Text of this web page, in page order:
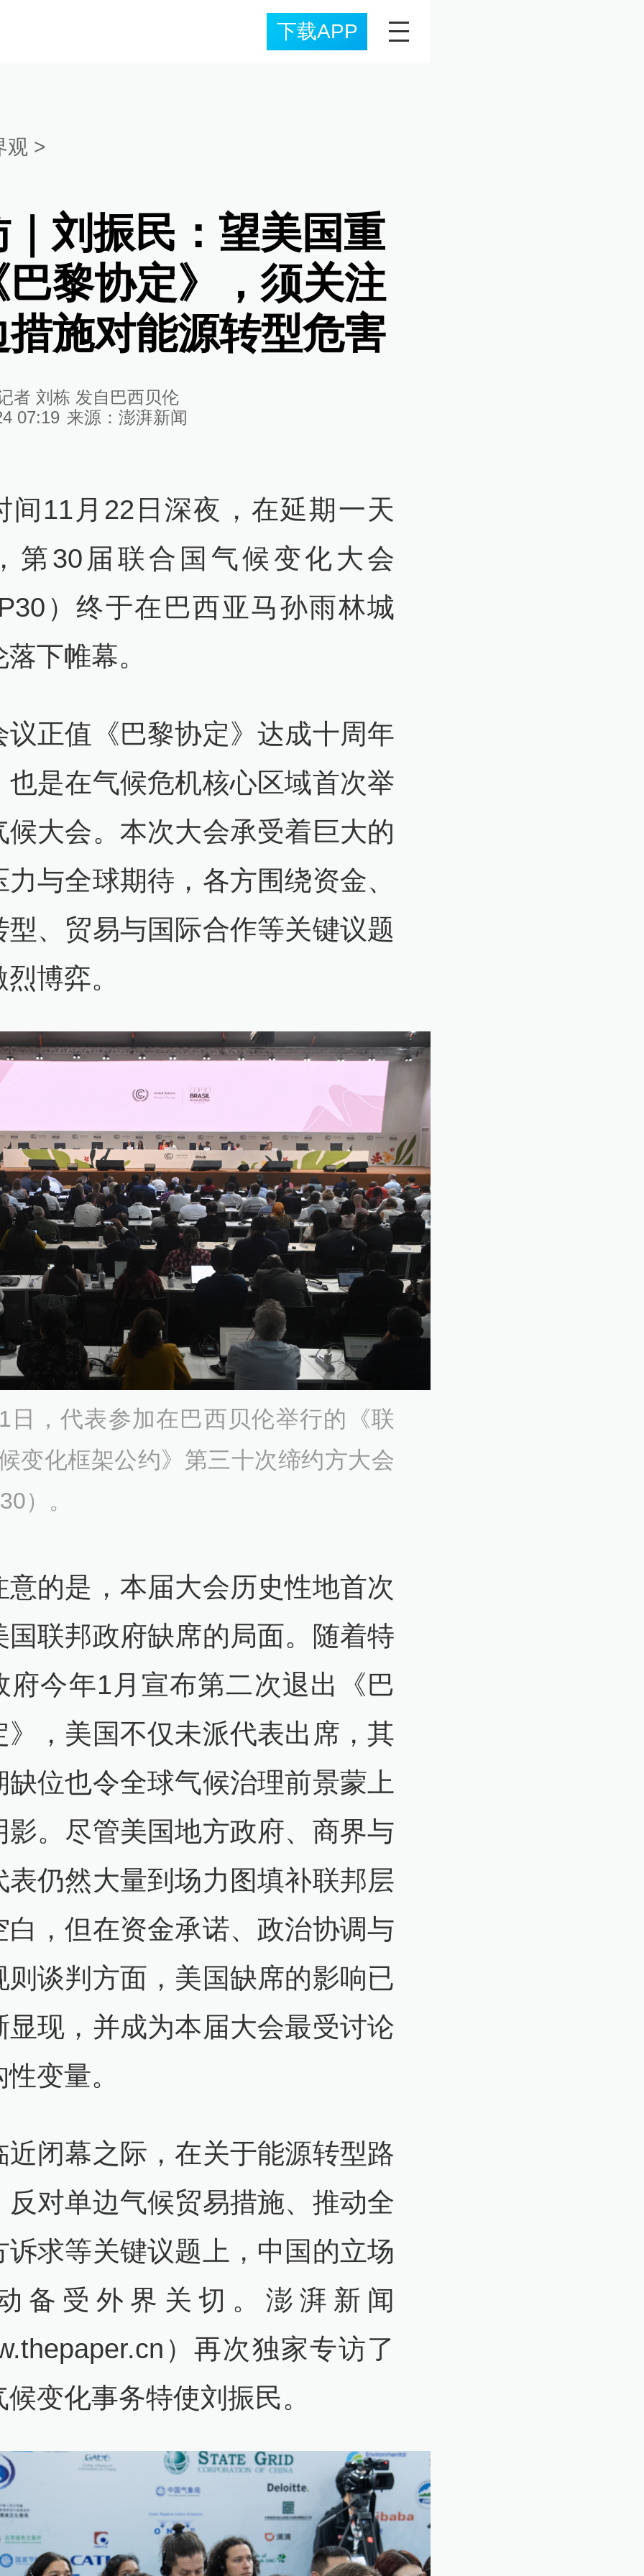
下载APP
观 >
刘振民：望美国重
黎协定》，须关注
措施对能源转型危害
者 刘栋 发自巴西贝伦
07:19 来源： 澎湃新闻
间11月22日深夜，在延期一天
第30届联合国气候变化大会
）终于在巴西亚马孙雨林城
下帷幕。
议正值《巴黎协定》达成十周年
也是在气候危机核心区域首次举
候大会。本次大会承受着巨大的
与全球期待，各方围绕资金、
型、贸易与国际合作等关键议题
博弈。
，代表参加在巴西贝伦举行的《联
变化框架公约》第三十次缔约方大会
）。
意的是，本届大会历史性地首次
国联邦政府缺席的局面。随着特
府今年1月宣布第二次退出《巴
》，美国不仅未派代表出席，其
缺位也令全球气候治理前景蒙上
影。尽管美国地方政府、商界与
表仍然大量到场力图填补联邦层
白，但在资金承诺、政治协调与
则谈判方面，美国缺席的影响已
显现，并成为本届大会最受讨论
变量。
近闭幕之际，在关于能源转型路
反对单边气候贸易措施、推动全
诉求等关键议题上，中国的立场
备受外界关切。澎湃新闻
）再次独家专访了
变化事务特使刘振民。